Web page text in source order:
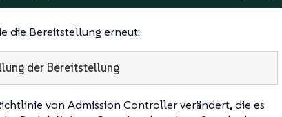
die Bereitstellung erneut:
der Bereitstellung
von Admission Controller verändert, die es